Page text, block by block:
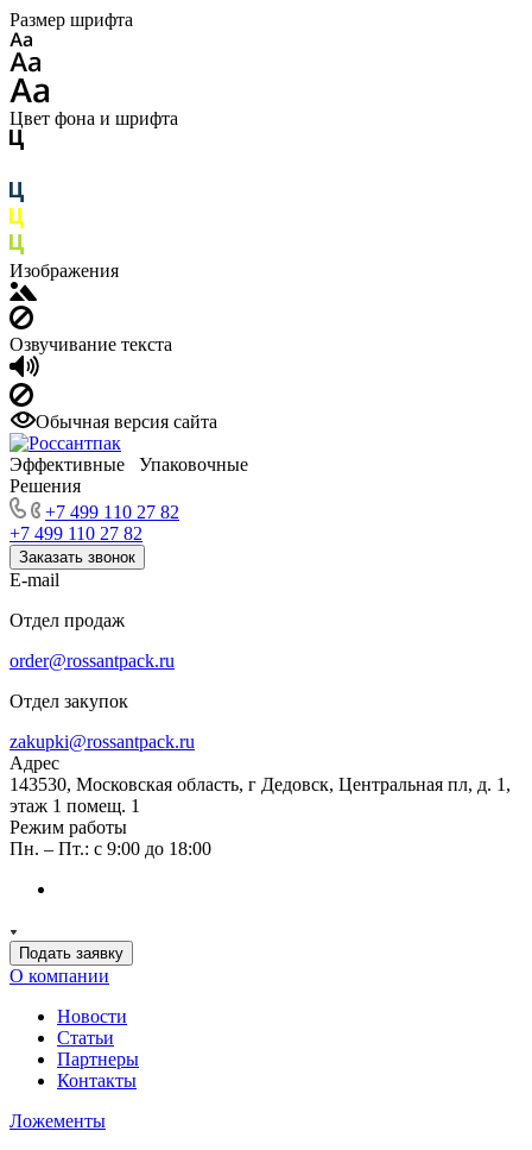
Размер шрифта
Цвет фона и шрифта
Изображения
Озвучивание текста
Обычная версия сайта
Эффективные Упаковочные
Решения
+7 499 110 27 82
+7 499 110 27 82
Заказать звонок
E-mail
Отдел продаж
order@rossantpack.ru
Отдел закупок
zakupki@rossantpack.ru
Адрес
143530, Московская область, г Дедовск, Центральная пл, д. 1,
этаж 1 помещ. 1
Режим работы
Пн. – Пт.: с 9:00 до 18:00
Подать заявку
О компании
Новости
Статьи
Партнеры
Контакты
Ложементы